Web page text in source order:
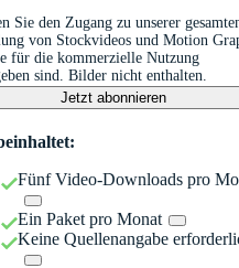
Sie den Zugang zu unserer
von Stockvideos und Motion
für die kommerzielle Nutzung
sind. Bilder nicht enthalten.
Jetzt abonnieren
Fünf Video-Downloads pro
Ein Paket pro Monat
Keine Quellenangabe